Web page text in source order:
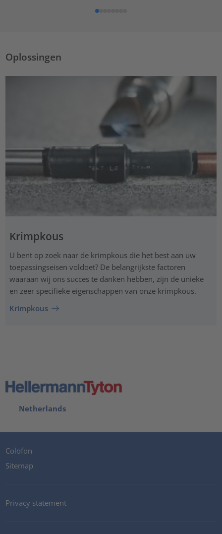
Oplossingen
Krimpkous
U bent op zoek naar de krimpkous die het best aan uw
toepassingseisen voldoet? De belangrijkste factoren
waaraan wij ons succes te danken hebben, zijn de unieke
en zeer specifieke eigenschappen van onze krimpkous.
Krimpkous
Netherlands
Colofon
Sitemap
Privacy statement